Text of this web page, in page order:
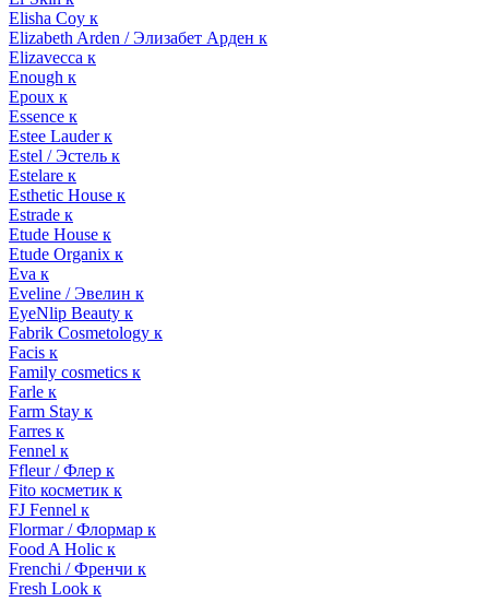
Elisha Coy к
Elizabeth Arden / Элизабет Арден к
Elizavecca к
Enough к
Epoux к
Essence к
Estee Lauder к
Estel / Эстель к
Estelare к
Esthetic House к
Estrade к
Etude House к
Etude Organix к
Eva к
Eveline / Эвелин к
EyeNlip Beauty к
Fabrik Cosmetology к
Facis к
Family cosmetics к
Farle к
Farm Stay к
Farres к
Fennel к
Ffleur / Флер к
Fito косметик к
FJ Fennel к
Flormar / Флормар к
Food A Holic к
Frenchi / Френчи к
Fresh Look к